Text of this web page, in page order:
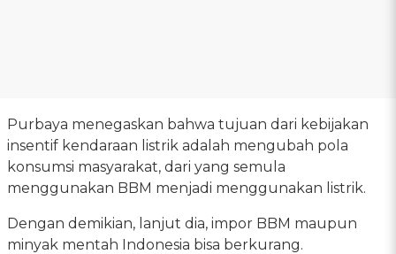
Purbaya menegaskan bahwa tujuan dari kebijakan
insentif kendaraan listrik adalah mengubah pola
konsumsi masyarakat, dari yang semula
menggunakan BBM menjadi menggunakan listrik.
Dengan demikian, lanjut dia, impor BBM maupun
minyak mentah Indonesia bisa berkurang.